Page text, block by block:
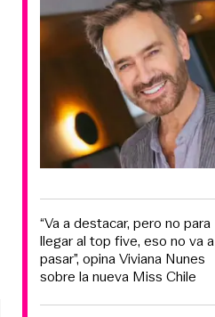
“Va a destacar, pero no para
llegar al top five, eso no va a
pasar”, opina Viviana Nunes
sobre la nueva Miss Chile